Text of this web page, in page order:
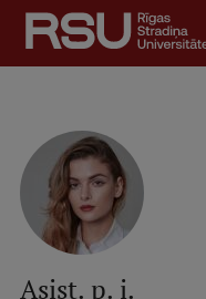
Pārlekt
galveno
saturu
Latviski
Meklēt Mobile
augšējā
izvēlne
Skolēniem
Studentiem
Asist. p. i.